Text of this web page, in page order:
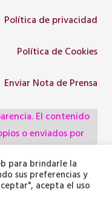
Política de privacidad
Política de Cookies
Enviar Nota de Prensa
El contenido
o enviados por
herramientas de
la maquetación del
ilustrativas.
para brindarle la
sus preferencias y
acepta el uso